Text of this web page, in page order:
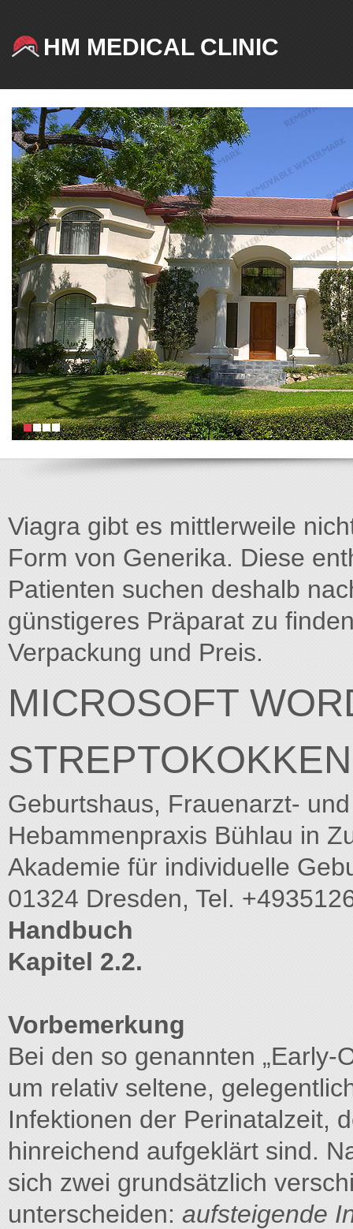
HM MEDICAL CLINIC
Viagra gibt es mittlerweile
Form von Generika. Diese
Patienten suchen deshalb
günstigeres Präparat zu
Verpackung und Preis.
MICROSOFT
Geburtshaus, Frauenarzt-
Hebammenpraxis Bühlau in
Akademie für individuelle
01324 Dresden, Tel.
Handbuch
Kapitel 2.2.
Vorbemerkung
Bei den so genannten
um relativ seltene,
Infektionen der Perinatalzeit,
hinreichend aufgeklärt sind.
sich zwei grundsätzlich
unterscheiden: aufsteigende